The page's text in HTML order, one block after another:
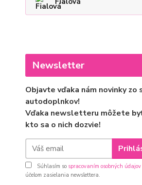
Newsletter
Objavte vďaka nám novinky zo
autodoplnkov!
Vďaka newsletteru môžete
kto sa o nich dozvie!
Súhlasím so spracovaním osobných údajov
účelom zasielania newslettera.